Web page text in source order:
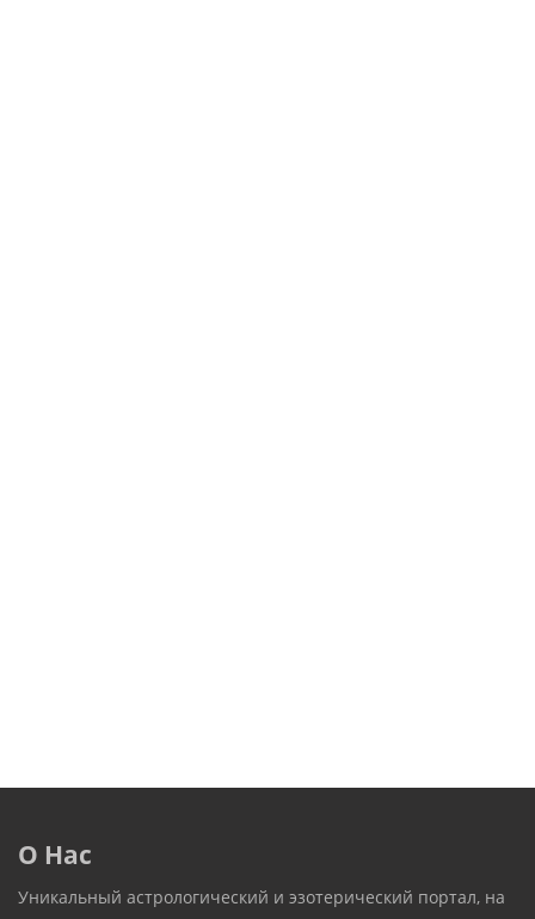
О Нас
Уникальный астрологический и эзотерический портал, на